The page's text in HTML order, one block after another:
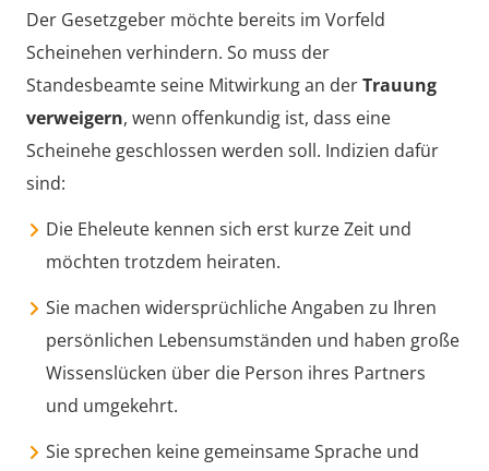
Der Gesetzgeber möchte bereits im Vorfeld
Scheinehen verhindern. So muss der
Standesbeamte seine Mitwirkung an derTrauung
verweigern, wenn offenkundig ist, dass eine
Scheinehe geschlossen werden soll. Indizien dafür
sind:
Die Eheleute kennen sich erst kurze Zeit und
möchten trotzdem heiraten.
Sie machen widersprüchliche Angaben zu Ihren
persönlichen Lebensumständen und haben große
Wissenslücken über die Person ihres Partners
und umgekehrt.
Sie sprechen keine gemeinsame Sprache und